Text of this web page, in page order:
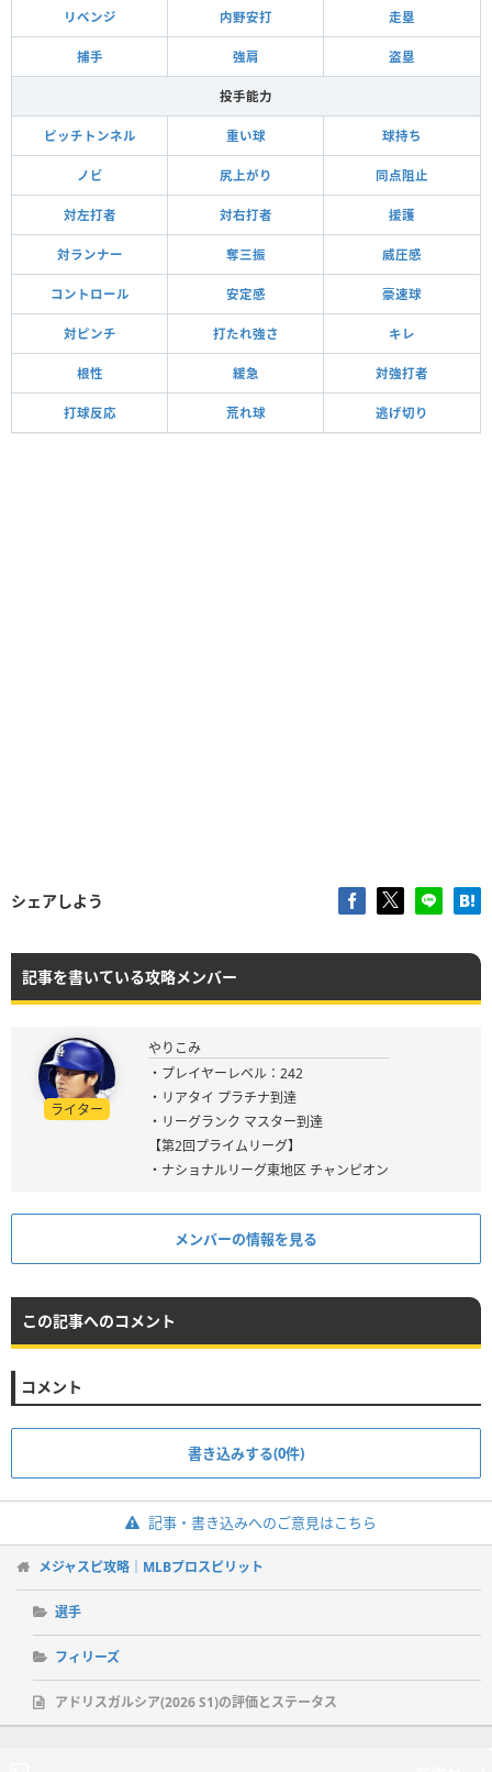
リベンジ 内野安打 走塁
捕手 強肩 盗塁
投手能力
ピッチトンネル 重い球 球持ち
ノビ 尻上がり 同点阻止
対左打者 対右打者 援護
対ランナー 奪三振 威圧感
コントロール 安定感 豪速球
対ピンチ 打たれ強さ キレ
根性 緩急 対強打者
打球反応 荒れ球 逃げ切り
シェアしよう
記事を書いている攻略メンバー
ライター
やりこみ
・プレイヤーレベル：242
・リアタイ プラチナ到達
・リーグランク マスター到達
【第2回プライムリーグ】
・ナショナルリーグ東地区 チャンピオン
メンバーの情報を見る
この記事へのコメント
コメント
書き込みする(0件)
記事・書き込みへのご意見はこちら
メジャスピ攻略｜MLBプロスピリット
選手
フィリーズ
アドリスガルシア(2026 S1)の評価とステータス